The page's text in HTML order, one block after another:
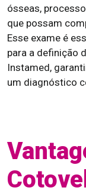
ósseas,
que possam
Esse exame é
para a definição
Instamed,
um diagnóstico